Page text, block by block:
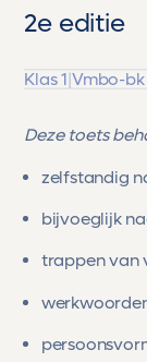
2e editie
Klas 1|Vmbo-bk
Deze toets
zelfstandig
bijvoeglijk
trappen van